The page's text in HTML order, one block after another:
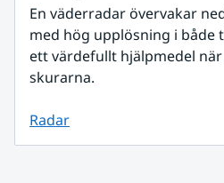
En väderradar övervakar
med hög upplösning i både
ett värdefullt hjälpmedel
skurarna.
Radar